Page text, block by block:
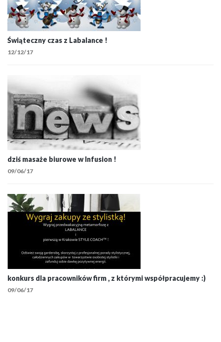
Świąteczny czas z Labalance !
12/12/17
dziś masaże biurowe w Infusion !
09/06/17
konkurs dla pracowników firm , z którymi współpracujemy :)
09/06/17